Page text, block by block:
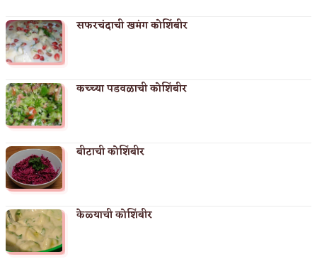
सफरचंदाची खमंग कोशिंबीर
कच्च्या पडवळाची कोशिंबीर
बीटाची कोशिंबीर
केळ्याची कोशिंबीर